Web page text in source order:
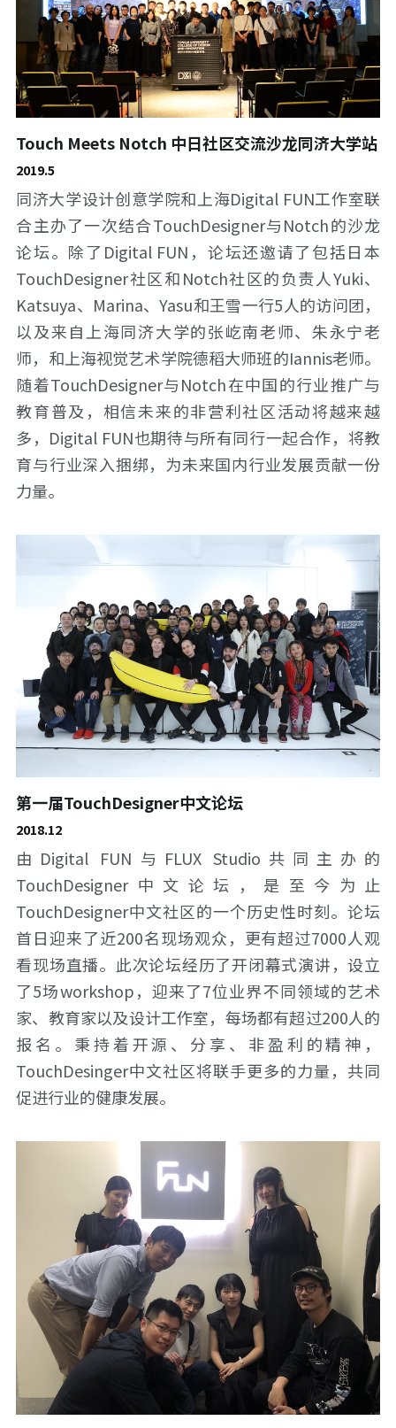
Touch Meets Notch 中日社区交流沙龙同济大学站
2019.5
同济大学设计创意学院和上海Digital FUN工作室联
合主办了一次结合TouchDesigner与Notch的沙龙
论坛。除了Digital FUN，论坛还邀请了包括日本
TouchDesigner社区和Notch社区的负责人Yuki、
Katsuya、Marina、Yasu和王雪一行5人的访问团，
以及来自上海同济大学的张屹南老师、朱永宁老
师，和上海视觉艺术学院德稻大师班的Iannis老师。
随着TouchDesigner与Notch在中国的行业推广与
教育普及，相信未来的非营利社区活动将越来越
多，Digital FUN也期待与所有同行一起合作，将教
育与行业深入捆绑，为未来国内行业发展贡献一份
力量。
第一届TouchDesigner中文论坛
2018.12
由Digital FUN与FLUX Studio共同主办的
TouchDesigner中文论坛，是至今为止
TouchDesigner中文社区的一个历史性时刻。论坛
首日迎来了近200名现场观众，更有超过7000人观
看现场直播。此次论坛经历了开闭幕式演讲，设立
了5场workshop，迎来了7位业界不同领域的艺术
家、教育家以及设计工作室，每场都有超过200人的
报名。秉持着开源、分享、非盈利的精神，
TouchDesinger中文社区将联手更多的力量，共同
促进行业的健康发展。